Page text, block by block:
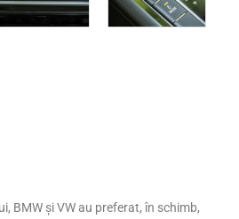
BMW și VW au preferat, în schimb,